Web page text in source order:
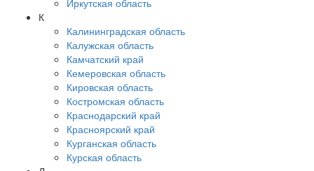
Иркутская область
К
Калининградская область
Калужская область
Камчатский край
Кемеровская область
Кировская область
Костромская область
Краснодарский край
Красноярский край
Курганская область
Курская область